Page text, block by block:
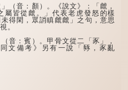
龍九子外形與能力各有
不同，其中，贔屭原形像
龜，因為能負重，多作為碑
座，有「碑下龜...
音：顏）。《說文》：「虤，
屬皆從虤。」代表老虎發怒的樣
得閑，眾誚瞋虤虤」之句，意思
而視。
：賓）。甲骨文從二「豕」，
文備考》另有一說「豩，豕亂